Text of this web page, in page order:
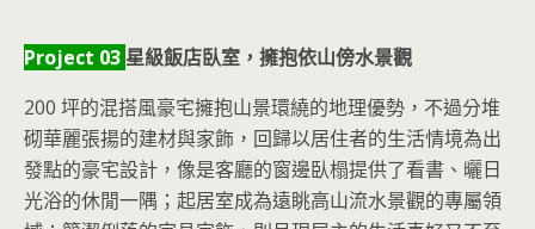
Project 03星級飯店臥室，擁抱依山傍水景觀
200 坪的混搭風豪宅擁抱山景環繞的地理優勢，不過分堆
砌華麗張揚的建材與家飾，回歸以居住者的生活情境為出
發點的豪宅設計，像是客廳的窗邊臥榻提供了看書、曬日
光浴的休閒一隅；起居室成為遠眺高山流水景觀的專屬領